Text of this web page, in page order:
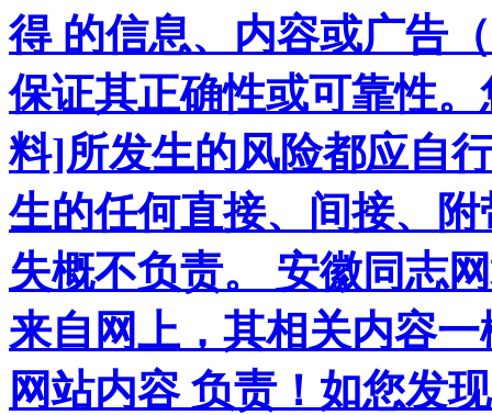
得 的信息、内容或广告
保证其正确性或可靠性
料]所发生的风险都应自
生的任何直接、间接、
失概不负责。 安徽同志
来自网上，其相关内容
网站内容 负责！如您发